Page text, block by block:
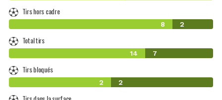
Tirs hors cadre
8 2
Total tirs
14 7
Tirs bloqués
2 2